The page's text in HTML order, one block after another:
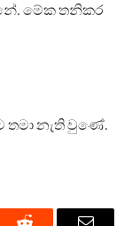
මේක තනිකර
තමා නැති වුණේ.